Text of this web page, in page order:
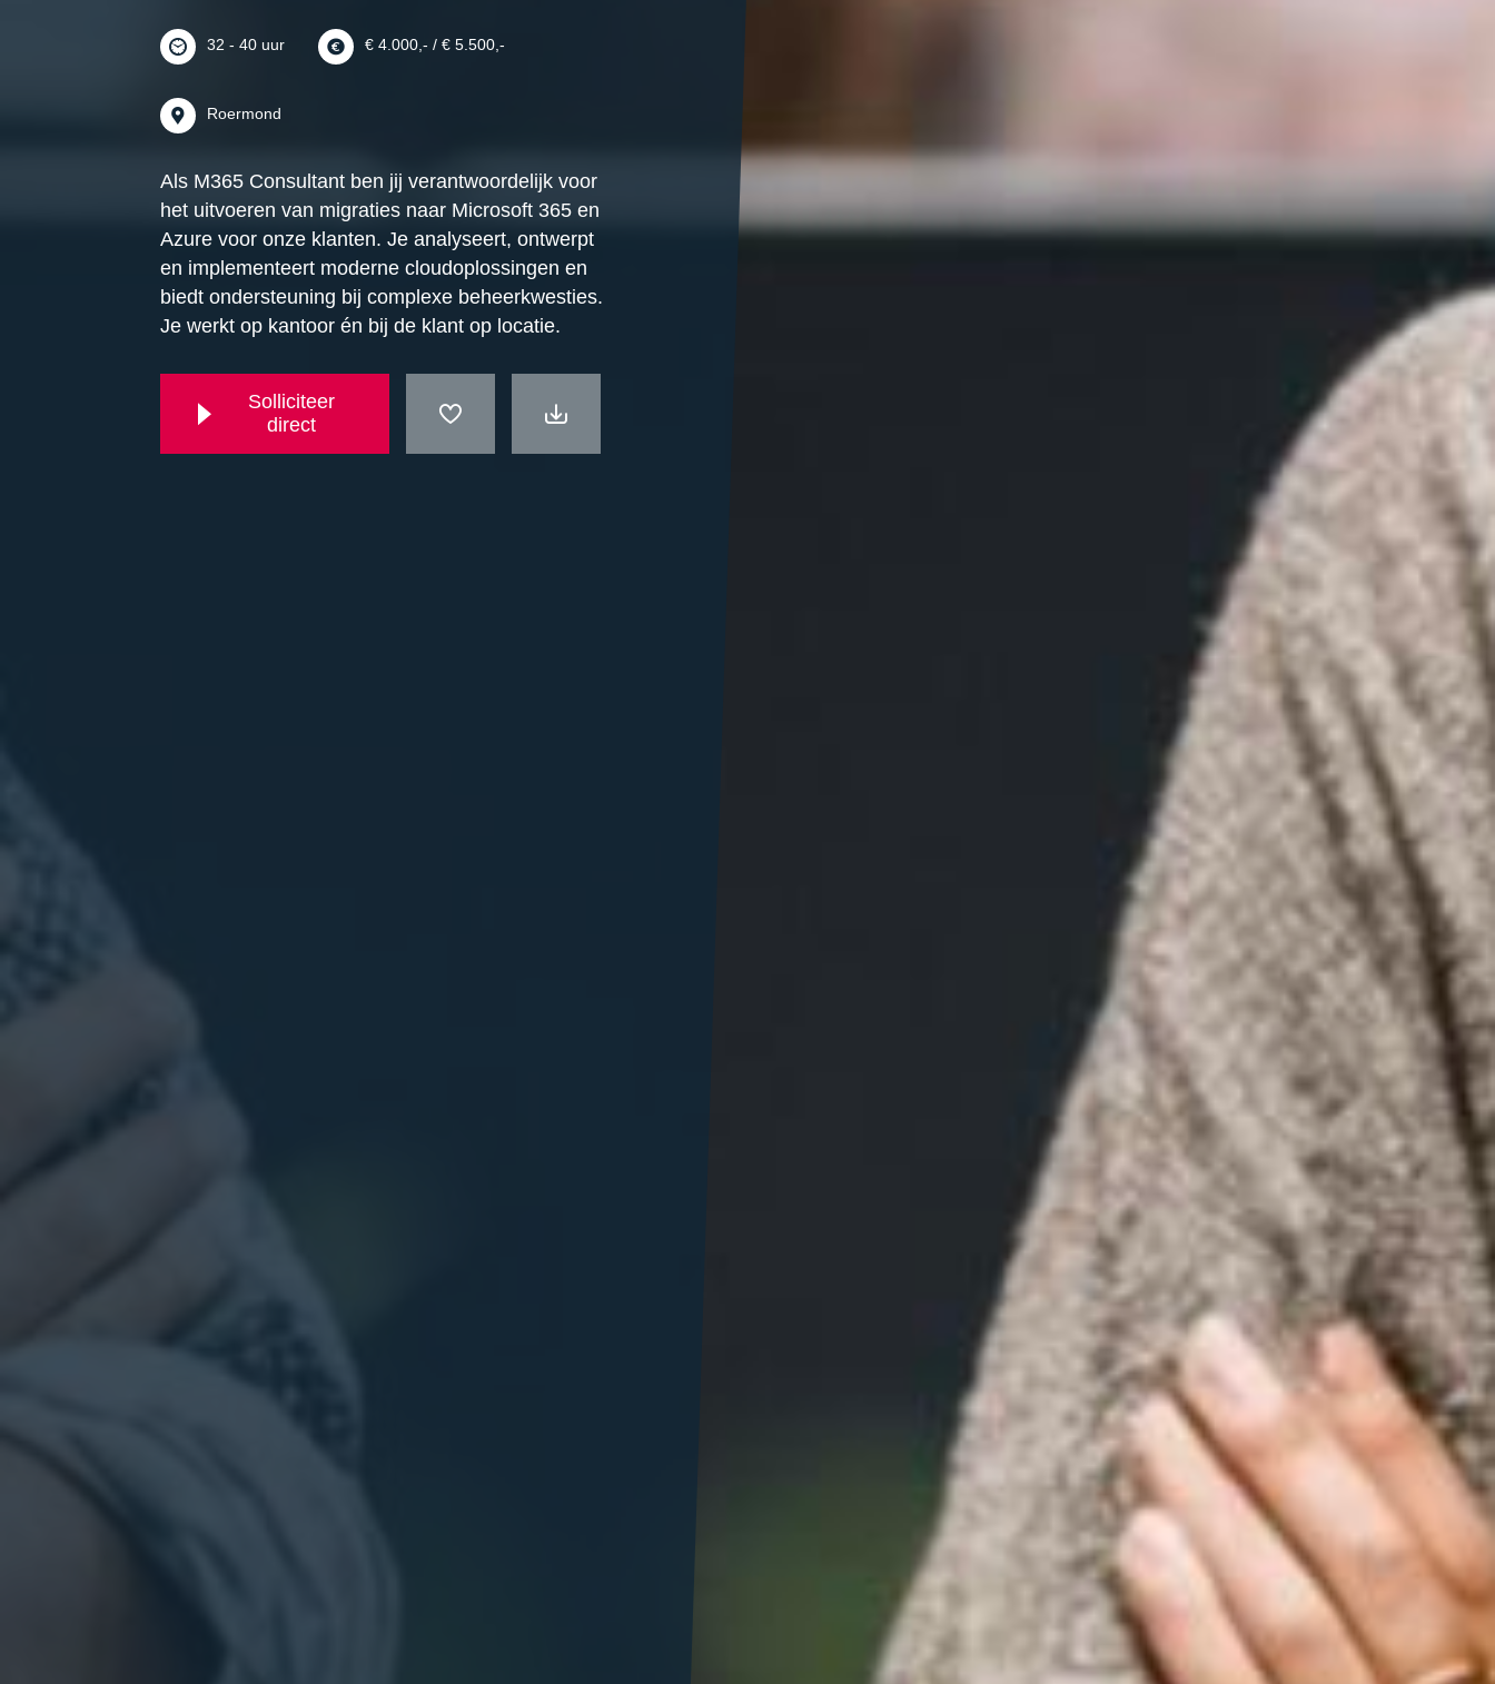
32 - 40 uur € 4.000,- / € 5.500,-
Roermond
Als M365 Consultant ben jij verantwoordelijk voor
het uitvoeren van migraties naar Microsoft 365 en
Azure voor onze klanten. Je analyseert, ontwerpt
en implementeert moderne cloudoplossingen en
biedt ondersteuning bij complexe beheerkwesties.
Je werkt op kantoor én bij de klant op locatie.
Solliciteer
direct